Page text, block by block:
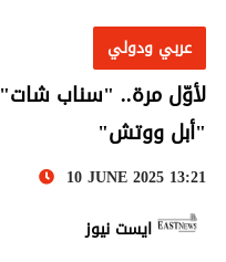
عربي ودولي
لأوّل مرة.. "سناب
"أبل ووتش"
10 JUNE 2025 13:21
ايست نيوز